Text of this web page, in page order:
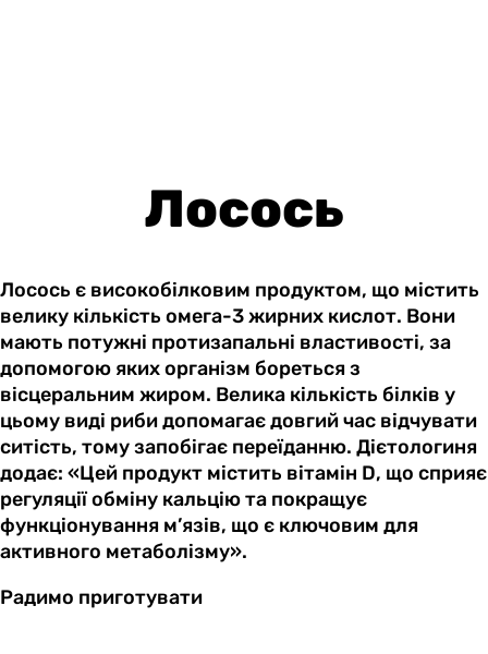
Лосось
Лосось є високобілковим продуктом, що містить
велику кількість омега-3 жирних кислот. Вони
мають потужні протизапальні властивості, за
допомогою яких організм бореться з
вісцеральним жиром. Велика кількість білків у
цьому виді риби допомагає довгий час відчувати
ситість, тому запобігає переїданню. Дієтологиня
додає: «Цей продукт містить вітамін D, що сприяє
регуляції обміну кальцію та покращує
функціонування м’язів, що є ключовим для
активного метаболізму».
Радимо приготувати